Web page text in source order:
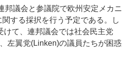
邦議会と参議院で欧州安定メカニ
する採択を行う予定である。し
けて、連邦議会では社会民主党
左翼党(Linken)の議員たちが困惑